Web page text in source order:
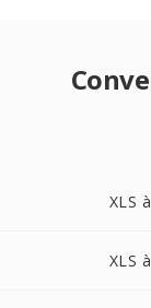
XLS
XLS